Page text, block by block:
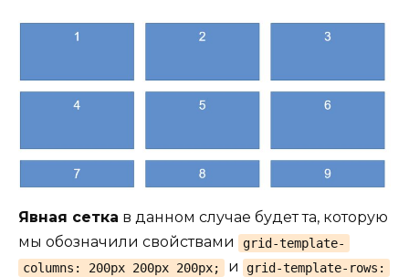
Явная сетка в данном случае будет та, которую
мы обозначили свойствами
grid-template-
columns: 200px 200px 200px;
и
grid-template-rows: